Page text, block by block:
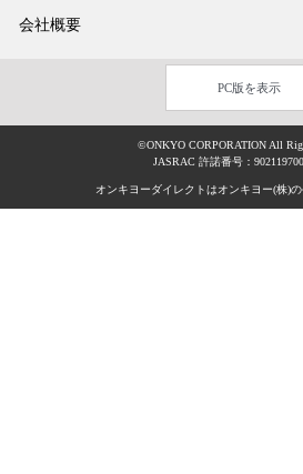
会社概要
PC版を表示
©ONKYO CORPORATION All
JASRAC 許諾番号：
オンキヨーダイレクトはオンキヨー(株)の